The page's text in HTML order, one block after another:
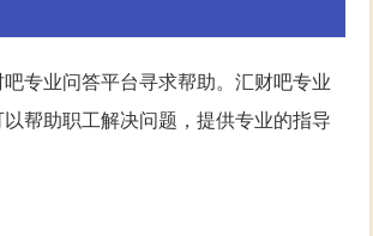
专业问答平台寻求帮助。汇财吧专业
帮助职工解决问题，提供专业的指导